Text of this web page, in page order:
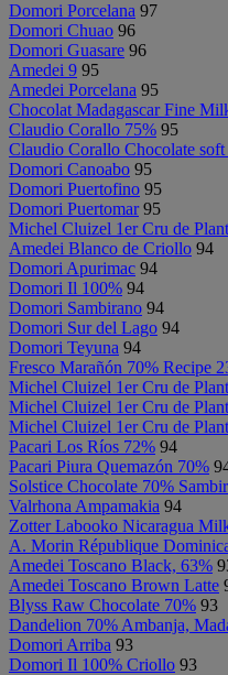
Domori Porcelana 97
Domori Chuao 96
Domori Guasare 96
Amedei 9 95
Amedei Porcelana 95
Chocolat Madagascar Fine
Claudio Corallo 75% 95
Claudio Corallo Chocolate
Domori Canoabo 95
Domori Puertofino 95
Domori Puertomar 95
Michel Cluizel 1er Cru de
Amedei Blanco de Criollo 94
Domori Apurimac 94
Domori Il 100% 94
Domori Sambirano 94
Domori Sur del Lago 94
Domori Teyuna 94
Fresco Marañón 70% Recipe
Michel Cluizel 1er Cru de
Michel Cluizel 1er Cru de
Michel Cluizel 1er Cru de
Pacari Los Ríos 72% 94
Pacari Piura Quemazón 70%
Solstice Chocolate 70%
Valrhona Ampamakia 94
Zotter Labooko Nicaragua
A. Morin République
Amedei Toscano Black, 63%
Amedei Toscano Brown Latte
Blyss Raw Chocolate 70% 93
Dandelion 70% Ambanja,
Domori Arriba 93
Domori Il 100% Criollo 93